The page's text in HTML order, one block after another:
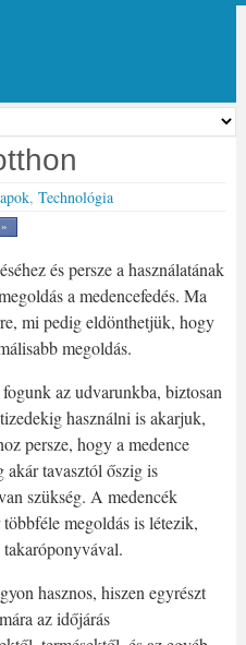
, Technológia
és persze a használatának
a medencefedés. Ma
mi pedig eldönthetjük, hogy
megoldás.
az udvarunkba, biztosan
használni is akarjuk,
persze, hogy a medence
akár tavasztól őszig is
szükség. A medencék
megoldás is létezik,
hasznos, hiszen egyrészt
az időjárás